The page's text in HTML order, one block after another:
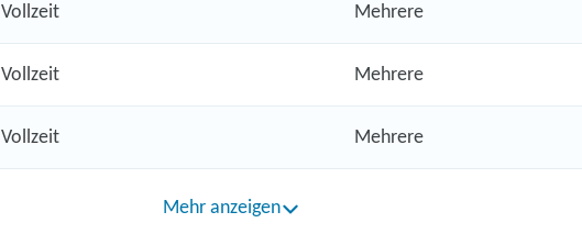
Vollzeit Mehrere
Vollzeit Mehrere
Vollzeit Mehrere
Mehr anzeigen